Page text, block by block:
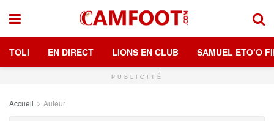
TOLI EN DIRECT LIONS EN CLUB SAMUEL ETO’O
PUBLICITÉ
Accueil Auteur